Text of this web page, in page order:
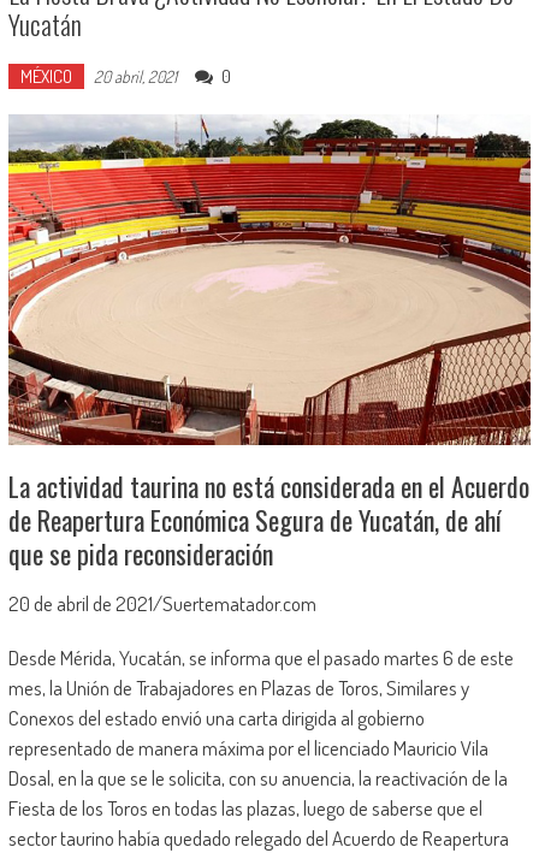
Yucatán
MÉXICO 20 abril, 2021 0
La actividad taurina no está considerada en el Acuerdo
de Reapertura Económica Segura de Yucatán, de ahí
que se pida reconsideración
20 de abril de 2021/Suertematador.com
Desde Mérida, Yucatán, se informa que el pasado martes 6 de este
mes, la Unión de Trabajadores en Plazas de Toros, Similares y
Conexos del estado envió una carta dirigida al gobierno
representado de manera máxima por el licenciado Mauricio Vila
Dosal, en la que se le solicita, con su anuencia, la reactivación de la
Fiesta de los Toros en todas las plazas, luego de saberse que el
sector taurino había quedado relegado del Acuerdo de Reapertura